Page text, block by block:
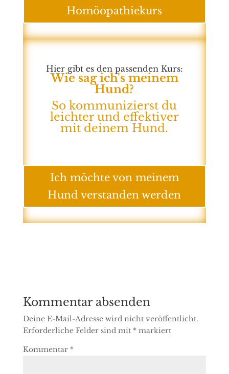
Homöopathiekurs
Hier gibt es den passenden Kurs:
Wie sag ich's meinem
Hund?
So kommunizierst du
leichter und effektiver
mit deinem Hund.
Ich möchte von meinem
Hund verstanden werden
Kommentar absenden
Deine E-Mail-Adresse wird nicht veröffentlicht.
Erforderliche Felder sind mit *markiert
Kommentar *